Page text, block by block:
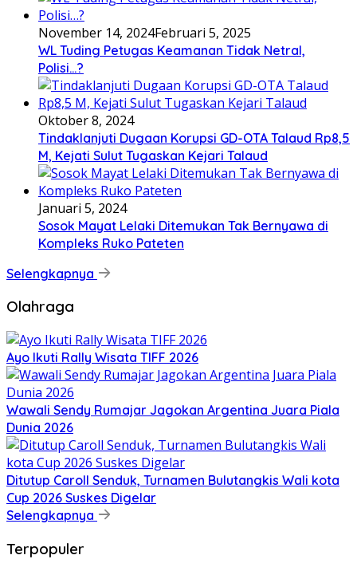
November 14, 2024Februari 5, 2025
WL Tuding Petugas Keamanan Tidak Netral,
Polisi…?
Oktober 8, 2024
Tindaklanjuti Dugaan Korupsi GD-OTA Talaud Rp8,5
M, Kejati Sulut Tugaskan Kejari Talaud
Januari 5, 2024
Sosok Mayat Lelaki Ditemukan Tak Bernyawa di
Kompleks Ruko Pateten
Selengkapnya
Olahraga
Ayo Ikuti Rally Wisata TIFF 2026
Wawali Sendy Rumajar Jagokan Argentina Juara Piala
Dunia 2026
Ditutup Caroll Senduk, Turnamen Bulutangkis Wali kota
Cup 2026 Suskes Digelar
Selengkapnya
Terpopuler